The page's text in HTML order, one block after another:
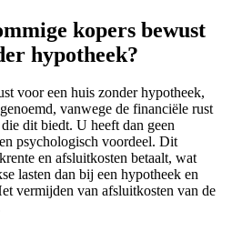
kopers bewust
hypotheek?
voor een huis zonder hypotheek,
vanwege de financiële rust
dit biedt. U heeft dan geen
psychologisch voordeel. Dit
en afsluitkosten betaalt, wat
lasten dan bij een hypotheek en
vermijden van afsluitkosten van de